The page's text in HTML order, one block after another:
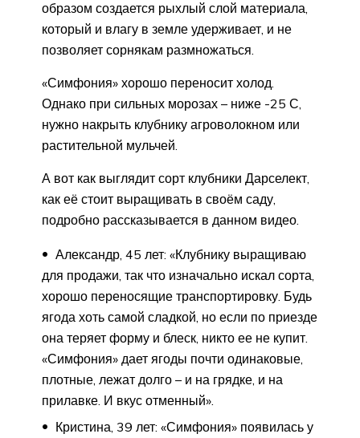
образом создается рыхлый слой материала,
который и влагу в земле удерживает, и не
позволяет сорнякам размножаться.
«Симфония» хорошо переносит холод.
Однако при сильных морозах – ниже -25 С,
нужно накрыть клубнику агроволокном или
растительной мульчей.
А вот как выглядит сорт клубники Дарселект,
как её стоит выращивать в своём саду,
подробно рассказывается в данном видео.
Александр, 45 лет: «Клубнику выращиваю
для продажи, так что изначально искал сорта,
хорошо переносящие транспортировку. Будь
ягода хоть самой сладкой, но если по приезде
она теряет форму и блеск, никто ее не купит.
«Симфония» дает ягоды почти одинаковые,
плотные, лежат долго – и на грядке, и на
прилавке. И вкус отменный».
Кристина, 39 лет: «Симфония» появилась у